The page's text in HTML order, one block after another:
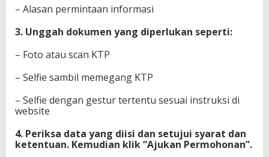
– Alasan permintaan informasi
3. Unggah dokumen yang diperlukan seperti:
– Foto atau scan KTP
– Selfie sambil memegang KTP
– Selfie dengan gestur tertentu sesuai instruksi di
website
4. Periksa data yang diisi dan setujui syarat dan
ketentuan. Kemudian klik “Ajukan Permohonan”.